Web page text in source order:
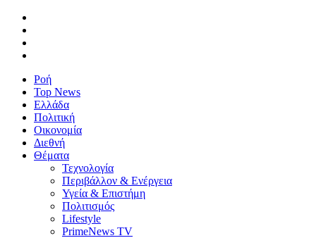
Ροή
Top News
Ελλάδα
Πολιτική
Οικονομία
Διεθνή
Θέματα
Τεχνολογία
Περιβάλλον & Ενέργεια
Υγεία & Επιστήμη
Πολιτισμός
Lifestyle
PrimeNews TV